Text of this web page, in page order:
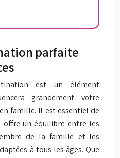
parfaite
est un élément
grandement votre
famille. Il est essentiel de
offre un équilibre entre les
de la famille et les
à tous les âges. Que